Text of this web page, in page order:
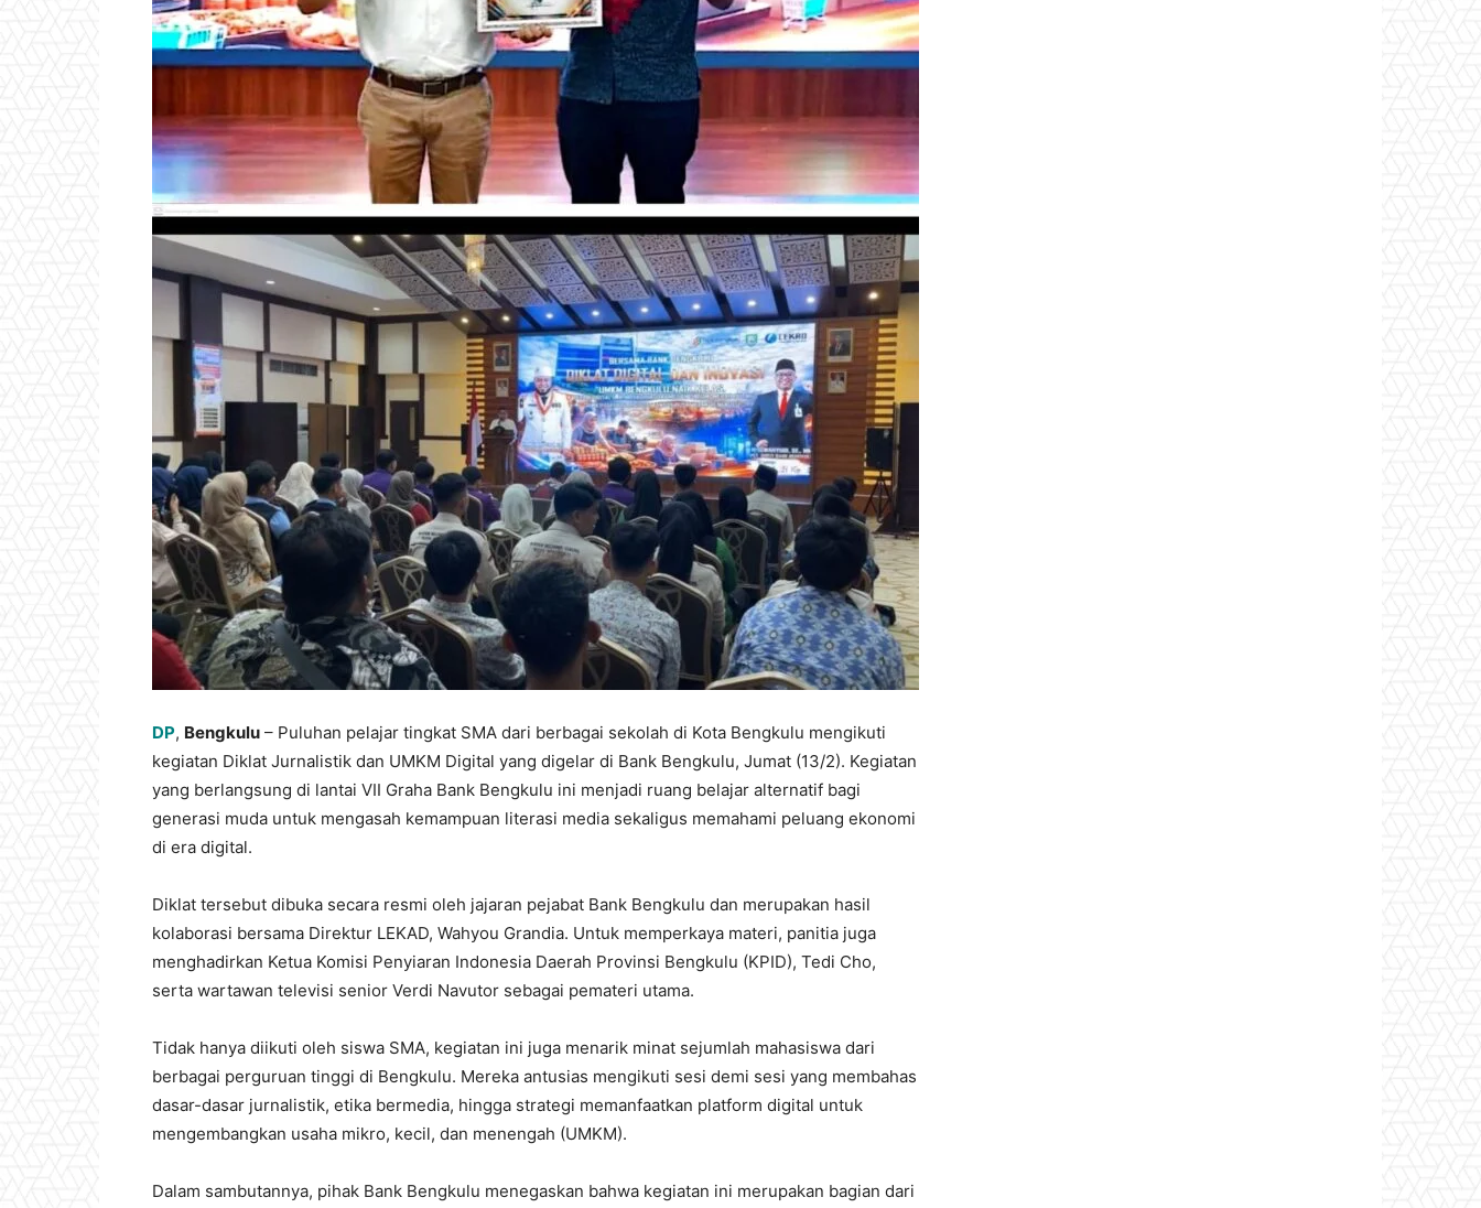
DP, Bengkulu – Puluhan pelajar tingkat SMA dari berbagai sekolah di Kota Bengkulu mengikuti
kegiatan Diklat Jurnalistik dan UMKM Digital yang digelar di Bank Bengkulu, Jumat (13/2). Kegiatan
yang berlangsung di lantai VII Graha Bank Bengkulu ini menjadi ruang belajar alternatif bagi
generasi muda untuk mengasah kemampuan literasi media sekaligus memahami peluang ekonomi
di era digital.
Diklat tersebut dibuka secara resmi oleh jajaran pejabat Bank Bengkulu dan merupakan hasil
kolaborasi bersama Direktur LEKAD, Wahyou Grandia. Untuk memperkaya materi, panitia juga
menghadirkan Ketua Komisi Penyiaran Indonesia Daerah Provinsi Bengkulu (KPID), Tedi Cho,
serta wartawan televisi senior Verdi Navutor sebagai pemateri utama.
Tidak hanya diikuti oleh siswa SMA, kegiatan ini juga menarik minat sejumlah mahasiswa dari
berbagai perguruan tinggi di Bengkulu. Mereka antusias mengikuti sesi demi sesi yang membahas
dasar-dasar jurnalistik, etika bermedia, hingga strategi memanfaatkan platform digital untuk
mengembangkan usaha mikro, kecil, dan menengah (UMKM).
Dalam sambutannya, pihak Bank Bengkulu menegaskan bahwa kegiatan ini merupakan bagian dari